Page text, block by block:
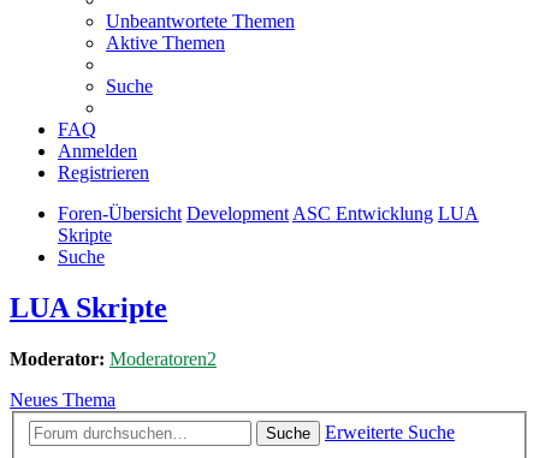
Unbeantwortete Themen
Aktive Themen
Suche
FAQ
Anmelden
Registrieren
Foren-Übersicht DevelopmentASC Entwicklung LUA
Skripte
Suche
LUA Skripte
Moderator: Moderatoren2
Neues Thema
Suche
Erweiterte Suche